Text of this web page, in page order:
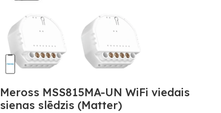
Meross MSS815MA-UN WiFi viedais
sienas slēdzis (Matter)